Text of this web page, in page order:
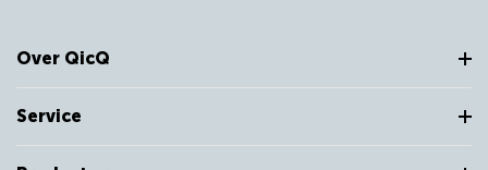
Over QicQ
Service